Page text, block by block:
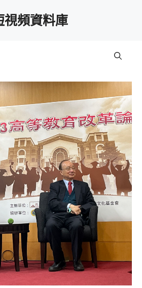
視頻資料庫